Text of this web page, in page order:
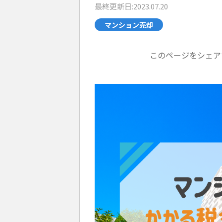
最終更新日:2023.07.20
マンション売却
このページをシェ